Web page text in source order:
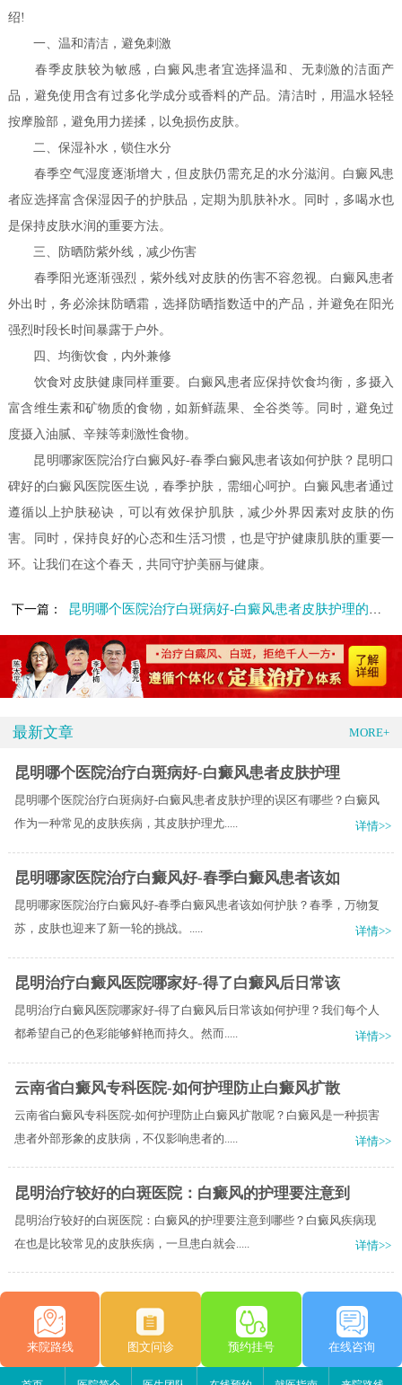
绍!
一、温和清洁，避免刺激
春季皮肤较为敏感，白癜风患者宜选择温和、无刺激的洁面产
品，避免使用含有过多化学成分或香料的产品。清洁时，用温水轻轻
按摩脸部，避免用力搓揉，以免损伤皮肤。
二、保湿补水，锁住水分
春季空气湿度逐渐增大，但皮肤仍需充足的水分滋润。白癜风患
者应选择富含保湿因子的护肤品，定期为肌肤补水。同时，多喝水也
是保持皮肤水润的重要方法。
三、防晒防紫外线，减少伤害
春季阳光逐渐强烈，紫外线对皮肤的伤害不容忽视。白癜风患者
外出时，务必涂抹防晒霜，选择防晒指数适中的产品，并避免在阳光
强烈时段长时间暴露于户外。
四、均衡饮食，内外兼修
饮食对皮肤健康同样重要。白癜风患者应保持饮食均衡，多摄入
富含维生素和矿物质的食物，如新鲜蔬果、全谷类等。同时，避免过
度摄入油腻、辛辣等刺激性食物。
昆明哪家医院治疗白癜风好-春季白癜风患者该如何护肤？昆明口
碑好的白癜风医院医生说，春季护肤，需细心呵护。白癜风患者通过
遵循以上护肤秘诀，可以有效保护肌肤，减少外界因素对皮肤的伤
害。同时，保持良好的心态和生活习惯，也是守护健康肌肤的重要一
环。让我们在这个春天，共同守护美丽与健康。
下一篇： 昆明哪个医院治疗白斑病好-白癜风患者皮肤护理的误区有哪些
最新文章 MORE+
昆明哪个医院治疗白斑病好-白癜风患者皮肤护理
昆明哪个医院治疗白斑病好-白癜风患者皮肤护理的误区有哪些？白癜风
作为一种常见的皮肤疾病，其皮肤护理尤.....
详情>>
昆明哪家医院治疗白癜风好-春季白癜风患者该如
昆明哪家医院治疗白癜风好-春季白癜风患者该如何护肤？​春季，万物复
苏，皮肤也迎来了新一轮的挑战。.....
详情>>
昆明治疗白癜风医院哪家好-得了白癜风后日常该
昆明治疗白癜风医院哪家好-得了白癜风后日常该如何护理？我们每个人
都希望自己的色彩能够鲜艳而持久。然而.....
详情>>
云南省白癜风专科医院-如何护理防止白癜风扩散
云南省白癜风专科医院-如何护理防止白癜风扩散呢？白癜风是一种损害
患者外部形象的皮肤病，不仅影响患者的.....
详情>>
昆明治疗较好的白斑医院：白癜风的护理要注意到
昆明治疗较好的白斑医院：白癜风的护理要注意到哪些？白癜风疾病现
在也是比较常见的皮肤疾病，一旦患白就会.....
详情>>
来院路线 图文问诊 预约挂号 在线咨询